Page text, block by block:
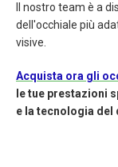
Il nostro team è a
dell'occhiale più
visive.
Acquista ora gli
le tue prestazioni
e la tecnologia del